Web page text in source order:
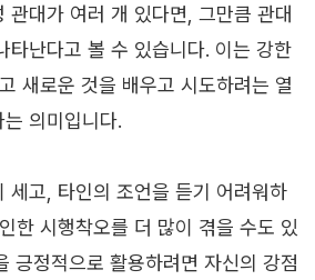
관대가 여러 개 있다면, 그만큼 관대
타난다고 볼 수 있습니다. 이는 강한
새로운 것을 배우고 시도하려는 열
의미입니다.
세고, 타인의 조언을 듣기 어려워하
한 시행착오를 더 많이 겪을 수도 있
긍정적으로 활용하려면 자신의 강점